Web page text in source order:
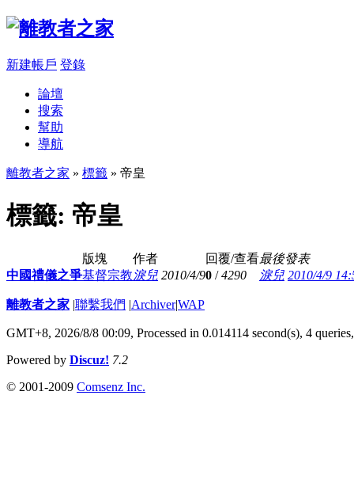
新建帳戶 登錄
論壇
搜索
幫助
導航
離教者之家 » 標籤 » 帝皇
標籤: 帝皇
版塊 作者 回覆/查看最後發表
中國禮儀之爭基督宗教淚兒 2010/4/90 /4290 淚兒 2010/4/9
離教者之家 |聯繫我們 |Archiver|WAP
GMT+8, 2026/8/8 00:09, Processed in 0.014114 second(s), 4
Powered by Discuz! 7.2
© 2001-2009 Comsenz Inc.